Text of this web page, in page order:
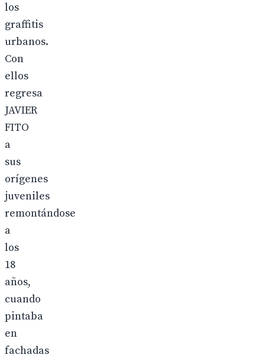
los
graffitis
urbanos.
Con
ellos
regresa
JAVIER
FITO
a
sus
orígenes
juveniles
remontándose
a
los
18
años,
cuando
pintaba
en
fachadas